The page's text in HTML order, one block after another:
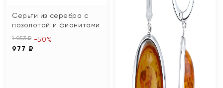
Серьги из серебра с
позолотой и фианитами
1 953 ₽
977 ₽
-50%